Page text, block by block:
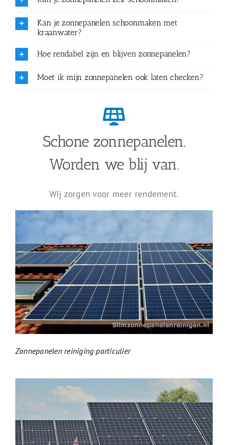
Kan je zonnepanelen schoonmaken met
kraanwater?
Hoe rendabel zijn en blijven zonnepanelen?
Moet ik mijn zonnepanelen ook laten checken?
Schone zonnepanelen.
Worden we blij van.
Wij zorgen voor meer rendement.
Zonnepanelen reiniging particulier